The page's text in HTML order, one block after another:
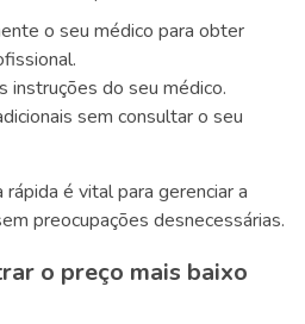
o seu médico para obter
instruções do seu médico.
sem consultar o seu
é vital para gerenciar a
preocupações desnecessárias.
o preço mais baixo